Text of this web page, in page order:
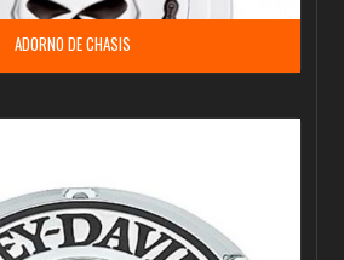
ADORNO DE CHASIS